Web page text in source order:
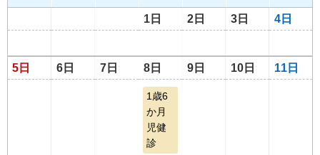
1日 2日 3日 4日
5日 6日 7日 8日 9日 10日 11日
1歳6
か月
児健
診